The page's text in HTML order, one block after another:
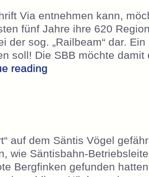
Via entnehmen kann,
fünf Jahre ihre 620
sog. „Railbeam“ dar.
soll! Die SBB möchte damit
reading
auf dem Säntis Vögel
wie Säntisbahn-
Bergfinken gefunden